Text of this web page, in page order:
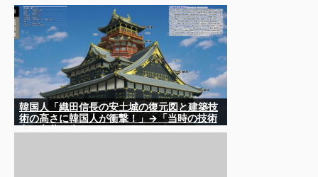
上げて日本を分析
韓国人「織田信長の安土城の復元図と建築技
術の高さに韓国人が衝撃！」→「当時の技術